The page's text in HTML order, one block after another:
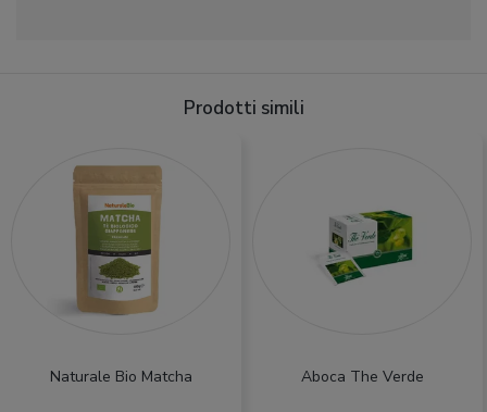
Prodotti simili
Naturale Bio Matcha Aboca The Verde